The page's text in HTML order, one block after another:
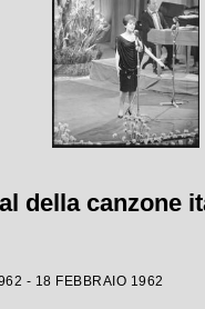
della canzone
- 18 FEBBRAIO 1962